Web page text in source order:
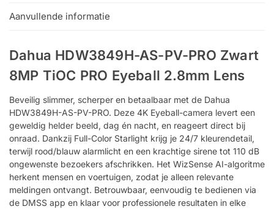
Aanvullende informatie
Dahua HDW3849H-AS-PV-PRO Zwart
8MP TiOC PRO Eyeball 2.8mm Lens
Beveilig slimmer, scherper en betaalbaar met de Dahua
HDW3849H-AS-PV-PRO. Deze 4K Eyeball-camera levert een
geweldig helder beeld, dag én nacht, en reageert direct bij
onraad. Dankzij Full-Color Starlight krijg je 24/7 kleurendetail,
terwijl rood/blauw alarmlicht en een krachtige sirene tot 110 dB
ongewenste bezoekers afschrikken. Het WizSense AI-algoritme
herkent mensen en voertuigen, zodat je alleen relevante
meldingen ontvangt. Betrouwbaar, eenvoudig te bedienen via
de DMSS app en klaar voor professionele resultaten in elke